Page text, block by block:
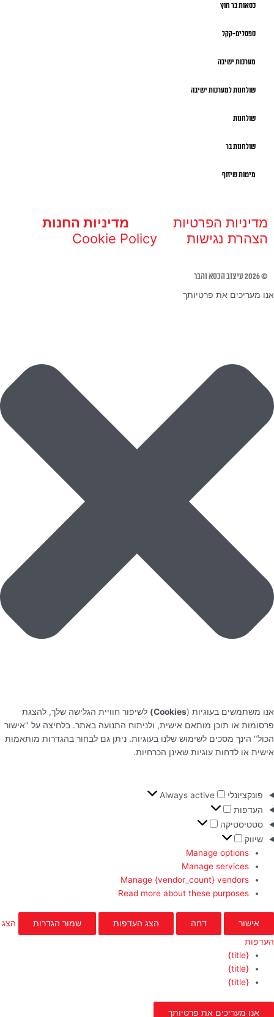
כסאות בר חוץ
ספסלים-קקל
מערכות ישיבה
שולחנות למערכות ישיבה
שולחנות
שולחנות בר
מיטות שיזוף
מדיניות הפרטיות
מדיניות החנות
הצהרת נגישות
Cookie Policy
© 2026 עיצוב הכסא והבר
אנו מעריכים את פרטיותך
אנו משתמשים בעוגיות (Cookies)
לשיפור חוויית הגלישה שלך, להצגת
פרסומות או תוכן מותאם אישית, ולניתוח התנועה באתר. בלחיצה על "אישור
הכול" הינך מסכים לשימוש שלנו בעוגיות. ניתן גם לבחור בהגדרות מותאמות
אישית או לדחות עוגיות שאינן הכרחיות.
פונקציונלי
Always active
העדפות
סטטיסטיקה
שיווק
Manage options
Manage services
Manage {vendor_count} vendors
Read more about these purposes
אישור דחה הצג העדפות שמור הגדרות
הצג
העדפות
{title}
{title}
{title}
אנו מעריכים את פרטיותך